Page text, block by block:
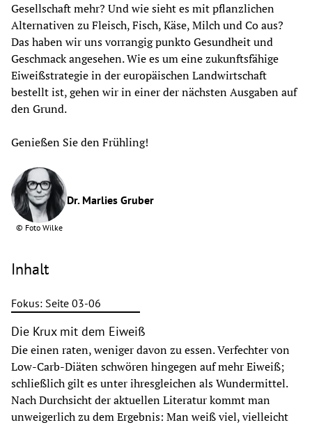
Gesellschaft mehr? Und wie sieht es mit pflanzlichen
Alternativen zu Fleisch, Fisch, Käse, Milch und Co aus?
Das haben wir uns vorrangig punkto Gesundheit und
Geschmack angesehen. Wie es um eine zukunftsfähige
Eiweißstrategie in der europäischen Landwirtschaft
bestellt ist, gehen wir in einer der nächsten Ausgaben auf
den Grund.
Genießen Sie den Frühling!
© Foto Wilke
Dr. Marlies Gruber
Inhalt
Fokus: Seite 03-06
Die Krux mit dem Eiweiß
Die einen raten, weniger davon zu essen. Verfechter von
Low-Carb-Diäten schwören hingegen auf mehr Eiweiß;
schließlich gilt es unter ihresgleichen als Wundermittel.
Nach Durchsicht der aktuellen Literatur kommt man
unweigerlich zu dem Ergebnis: Man weiß viel, vielleicht